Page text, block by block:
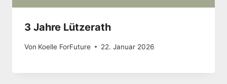
3 Jahre Lützerath
Von Koelle ForFuture 22. Januar 2026